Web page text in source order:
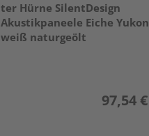
ter Hürne SilentDesign
Akustikpaneele Eiche Yukon
weiß naturgeölt
97,54 €